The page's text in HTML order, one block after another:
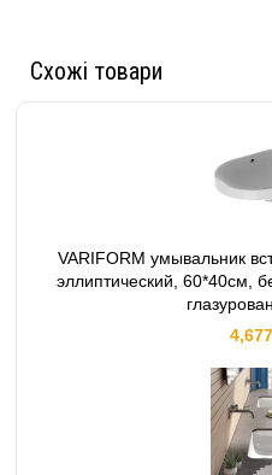
Схожі товари
VARIFORM умывальник
эллиптический, 60*40см,